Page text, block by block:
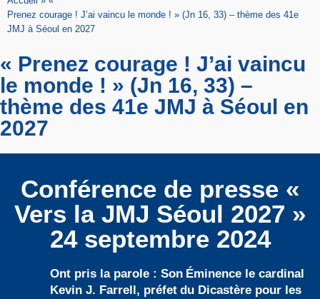
Prenez courage ! J’ai vaincu le monde ! » (Jn 16, 33) – thème des 41e
JMJ à Séoul en 2027
« Prenez courage ! J’ai vaincu
le monde ! » (Jn 16, 33) –
thème des 41e JMJ à Séoul en
2027
Conférence de presse «
Vers la JMJ Séoul 2027 »
24 septembre 2024
Ont pris la parole : Son Éminence le cardinal
Kevin J. Farrell, préfet du Dicastère pour les